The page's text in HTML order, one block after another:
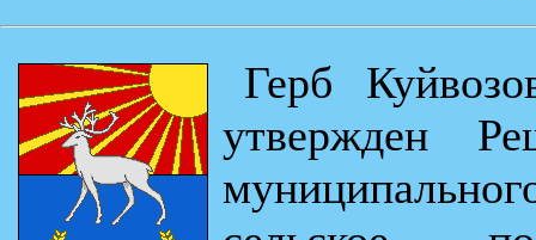
Герб
утвержден